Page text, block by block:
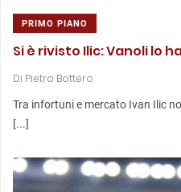
PRIMO PIANO
Si è rivisto Ilic: Vanoli lo
Di Pietro Bottero
Tra infortuni e mercato Ivan Ilic
[...]